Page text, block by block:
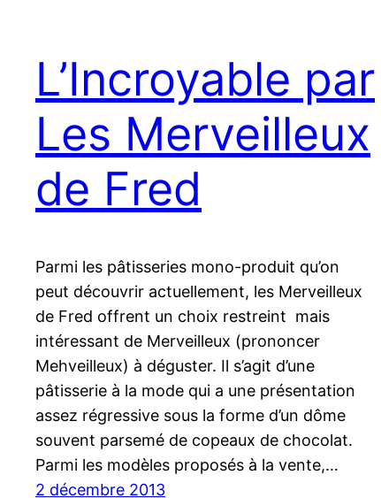
L’Incroyable par
Les Merveilleux
de Fred
Parmi les pâtisseries mono-produit qu’on
peut découvrir actuellement, les Merveilleux
de Fred offrent un choix restreint mais
intéressant de Merveilleux (prononcer
Mehveilleux) à déguster. Il s’agit d’une
pâtisserie à la mode qui a une présentation
assez régressive sous la forme d’un dôme
souvent parsemé de copeaux de chocolat.
Parmi les modèles proposés à la vente,…
2 décembre 2013